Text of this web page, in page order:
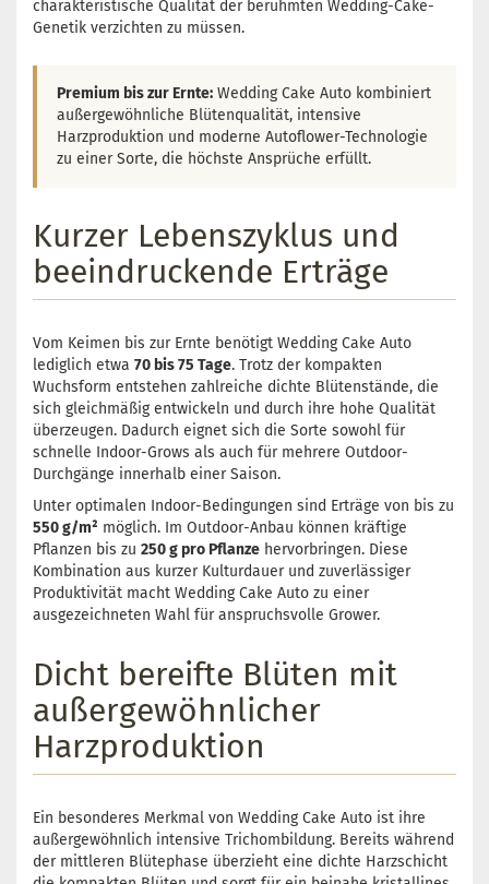
charakteristische Qualität der berühmten Wedding-Cake-
Genetik verzichten zu müssen.
Premium bis zur Ernte: Wedding Cake Auto kombiniert
außergewöhnliche Blütenqualität, intensive
Harzproduktion und moderne Autoflower-Technologie
zu einer Sorte, die höchste Ansprüche erfüllt.
Kurzer Lebenszyklus und
beeindruckende Erträge
Vom Keimen bis zur Ernte benötigt Wedding Cake Auto
lediglich etwa 70 bis 75 Tage. Trotz der kompakten
Wuchsform entstehen zahlreiche dichte Blütenstände, die
sich gleichmäßig entwickeln und durch ihre hohe Qualität
überzeugen. Dadurch eignet sich die Sorte sowohl für
schnelle Indoor-Grows als auch für mehrere Outdoor-
Durchgänge innerhalb einer Saison.
Unter optimalen Indoor-Bedingungen sind Erträge von bis zu
550 g/m² möglich. Im Outdoor-Anbau können kräftige
Pflanzen bis zu 250 g pro Pflanze hervorbringen. Diese
Kombination aus kurzer Kulturdauer und zuverlässiger
Produktivität macht Wedding Cake Auto zu einer
ausgezeichneten Wahl für anspruchsvolle Grower.
Dicht bereifte Blüten mit
außergewöhnlicher
Harzproduktion
Ein besonderes Merkmal von Wedding Cake Auto ist ihre
außergewöhnlich intensive Trichombildung. Bereits während
der mittleren Blütephase überzieht eine dichte Harzschicht